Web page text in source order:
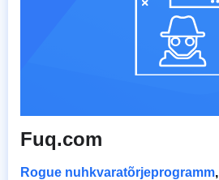
Fuq.com
Rogue nuhkvaratõrjeprogramm,